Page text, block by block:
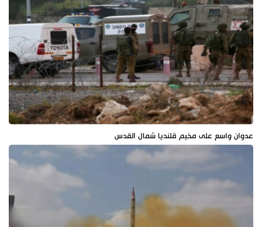
عدوان واسع على مخيم قلنديا شمال القدس